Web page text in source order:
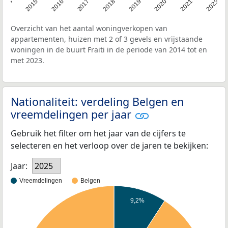
2015 2016 2017 2018 2019 2020 2021 2023
Overzicht van het aantal woningverkopen van
appartementen, huizen met 2 of 3 gevels en vrijstaande
woningen in de buurt Fraiti in de periode van 2014 tot en
met 2023.
Nationaliteit: verdeling Belgen en
vreemdelingen per jaar
Gebruik het filter om het jaar van de cijfers te
selecteren en het verloop over de jaren te bekijken:
Jaar:
2025
Vreemdelingen Belgen
9,2%